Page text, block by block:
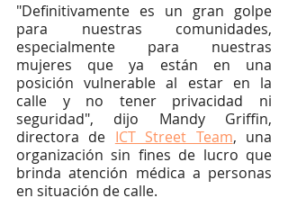
"Definitivamente es un gran golpe
para nuestras comunidades,
especialmente para nuestras
mujeres que ya están en una
posición vulnerable al estar en la
calle y no tener privacidad ni
seguridad", dijo Mandy Griffin,
directora de ICT Street Team, una
organización sin fines de lucro que
brinda atención médica a personas
en situación de calle.